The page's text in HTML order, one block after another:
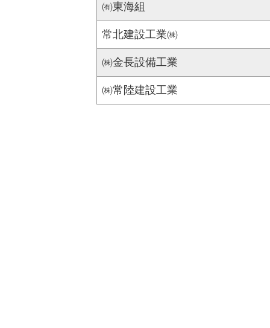
㈲東海組
常北建設工業㈱
㈱金長設備工業
㈱常陸建設工業